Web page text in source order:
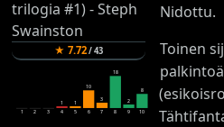
★7.72/43
1 2 3
1
4
1
5
10
6
3
7
18
8
2
9
8
10
Nidottu.
Toinen